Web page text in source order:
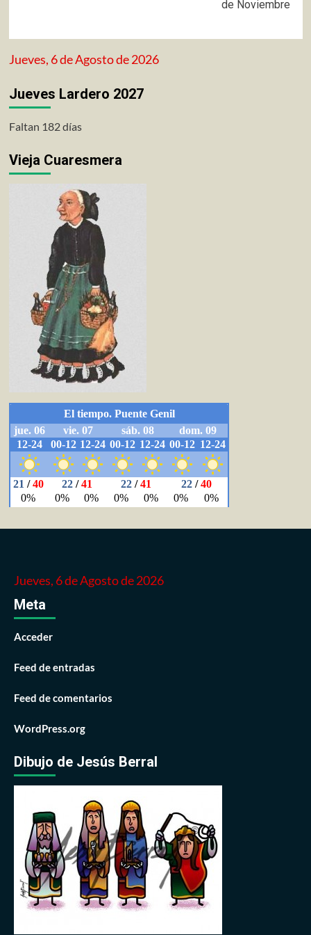
de Noviembre
Jueves, 6 de Agosto de 2026
Jueves Lardero 2027
Faltan 182 días
Vieja Cuaresmera
Jueves, 6 de Agosto de 2026
Meta
Acceder
Feed de entradas
Feed de comentarios
WordPress.org
Dibujo de Jesús Berral